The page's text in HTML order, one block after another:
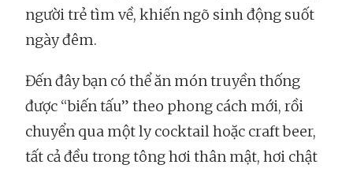
người trẻ tìm về, khiến ngõ sinh động suốt
ngày đêm.
Đến đây bạn có thể ăn món truyền thống
được “biến tấu” theo phong cách mới, rồi
chuyển qua một ly cocktail hoặc craft beer,
tất cả đều trong tông hơi thân mật, hơi chật